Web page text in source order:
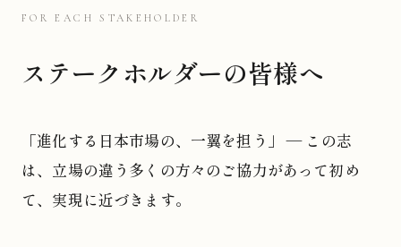
FOR EACH STAKEHOLDER
ステークホルダーの皆様へ
「進化する日本市場の、一翼を担う」 — この志
は、立場の違う多くの方々のご協力があって初め
て、実現に近づきます。